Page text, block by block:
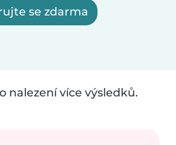
se zdarma
nalezení více výsledků.